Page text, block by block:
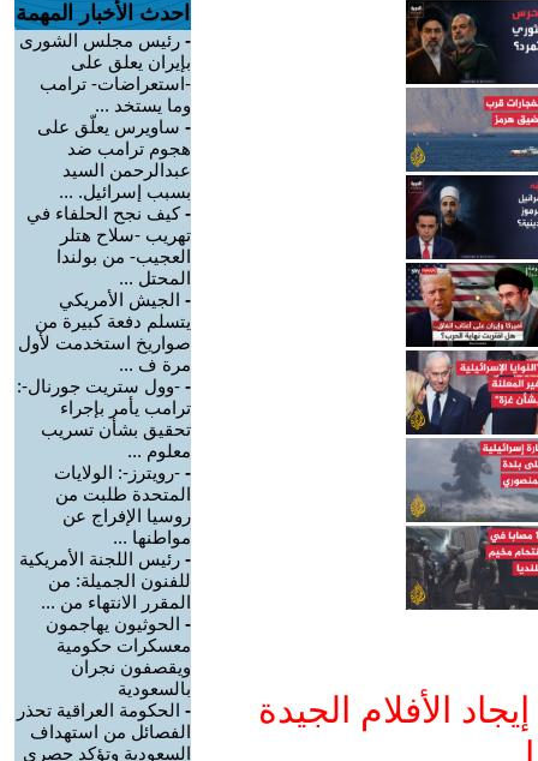
الأفلام الجيدة
احدث الأخبار المهمة
- رئيس مجلس الشورى
بإيران يعلق على
-استعراضات- ترامب
وما يستخد ...
- ساويرس يعلّق على
هجوم ترامب ضد
عبدالرحمن السيد
بسبب إسرائيل. ...
-كيف نجح الحلفاء في
تهريب -سلاح هتلر
العجيب- من بولندا
المحتل ...
- الجيش الأمريكي
يتسلم دفعة كبيرة من
صواريخ استخدمت لأول
مرة ف ...
- -وول ستريت جورنال-:
ترامب يأمر بإجراء
تحقيق بشأن تسريب
معلوم ...
- -رويترز-: الولايات
المتحدة طلبت من
روسيا الإفراج عن
مواطنها ...
- رئيس اللجنة الأمريكية
للفنون الجميلة: من
المقرر الانتهاء من ...
- الحوثيون يهاجمون
معسكرات حكومية
ويقصفون نجران
بالسعودية
- الحكومة العراقية تحذر
الفصائل من استهداف
السعودية وتؤكد حصري